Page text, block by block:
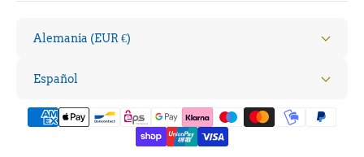
Alemania (EUR €)
Español
Formas
de